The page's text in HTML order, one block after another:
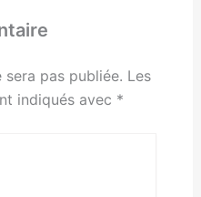
pas publiée. Les
indiqués avec *